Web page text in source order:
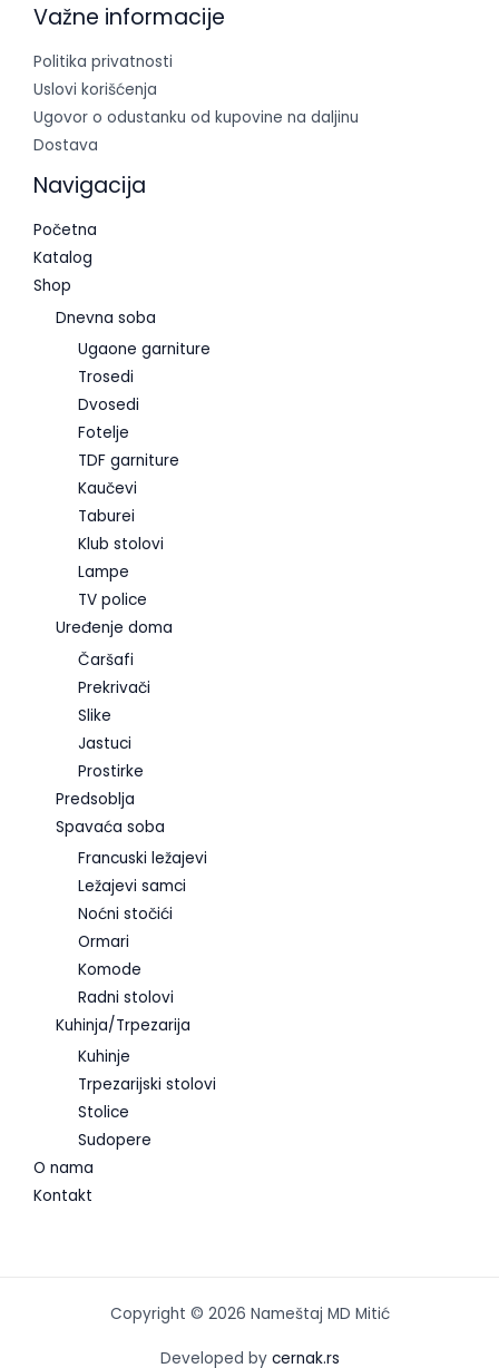
Važne informacije
Politika privatnosti
Uslovi korišćenja
Ugovor o odustanku od kupovine na daljinu
Dostava
Navigacija
Početna
Katalog
Shop
Dnevna soba
Ugaone garniture
Trosedi
Dvosedi
Fotelje
TDF garniture
Kaučevi
Taburei
Klub stolovi
Lampe
TV police
Uređenje doma
Čaršafi
Prekrivači
Slike
Jastuci
Prostirke
Predsoblja
Spavaća soba
Francuski ležajevi
Ležajevi samci
Noćni stočići
Ormari
Komode
Radni stolovi
Kuhinja/Trpezarija
Kuhinje
Trpezarijski stolovi
Stolice
Sudopere
O nama
Kontakt
Copyright © 2026 Nameštaj MD Mitić
Developed by cernak.rs